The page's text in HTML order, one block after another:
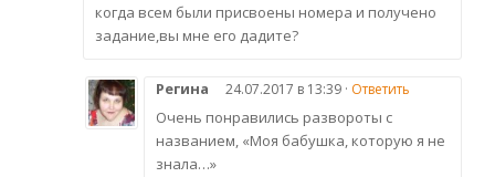
когда всем были присвоены номера и получено
задание,вы мне его дадите?
Регина 24.07.2017 в 13:39 · Ответить
Очень понравились развороты с
названием, «Моя бабушка, которую я не
знала…»